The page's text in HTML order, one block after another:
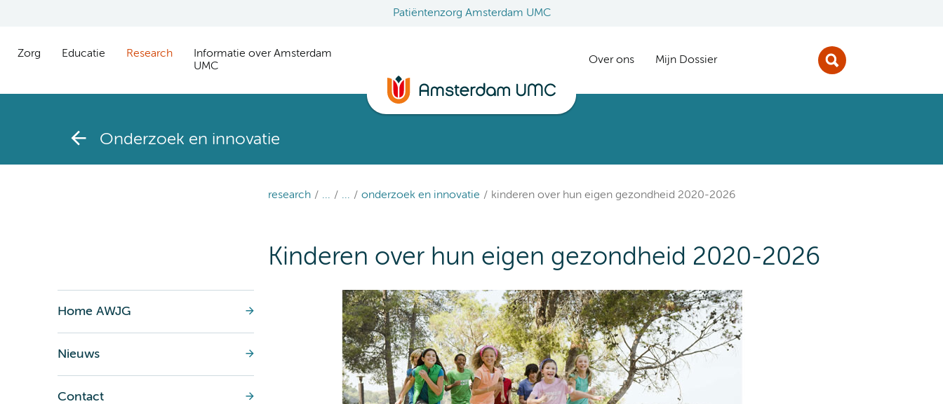
Patiëntenzorg Amsterdam UMC
Zorg Educatie Research
Informatie over Amsterdam
UMC
Over ons Mijn Dossier
Onderzoek en innovatie
research ... ... onderzoek en innovatie kinderen over hun eigen gezondheid 2020-2026
Kinderen over hun eigen gezondheid 2020-2026
Home AWJG
Nieuws
Contact